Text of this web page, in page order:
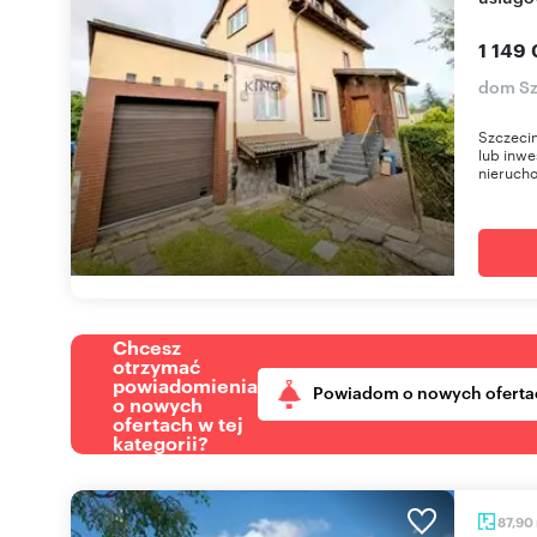
1 149
dom
lub
Chcesz
otrzymać
powiadomienia
o nowych
ofertach w tej
kategorii?
Powiadom o nowych
87,90